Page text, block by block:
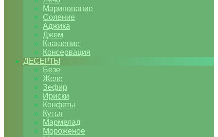
Маринование
Соление
Аджика
Джем
Квашение
Консервация
ДЕСЕРТЫ
Безе
Желе
Зефир
Ириски
Конфеты
Кутья
Мармелад
Мороженое